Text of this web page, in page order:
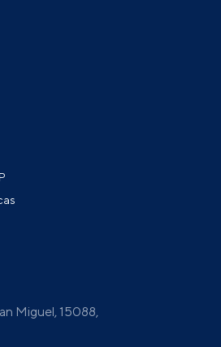
Miguel, 15088,